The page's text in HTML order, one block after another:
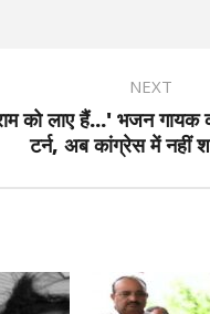
NEXT
को लाए हैं...' भजन गायक
टर्न, अब कांग्रेस में नहीं